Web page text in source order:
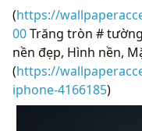
(https://
00Trăng tròn #
nền đẹp, Hình nền,
(https://
iphone-4166185)